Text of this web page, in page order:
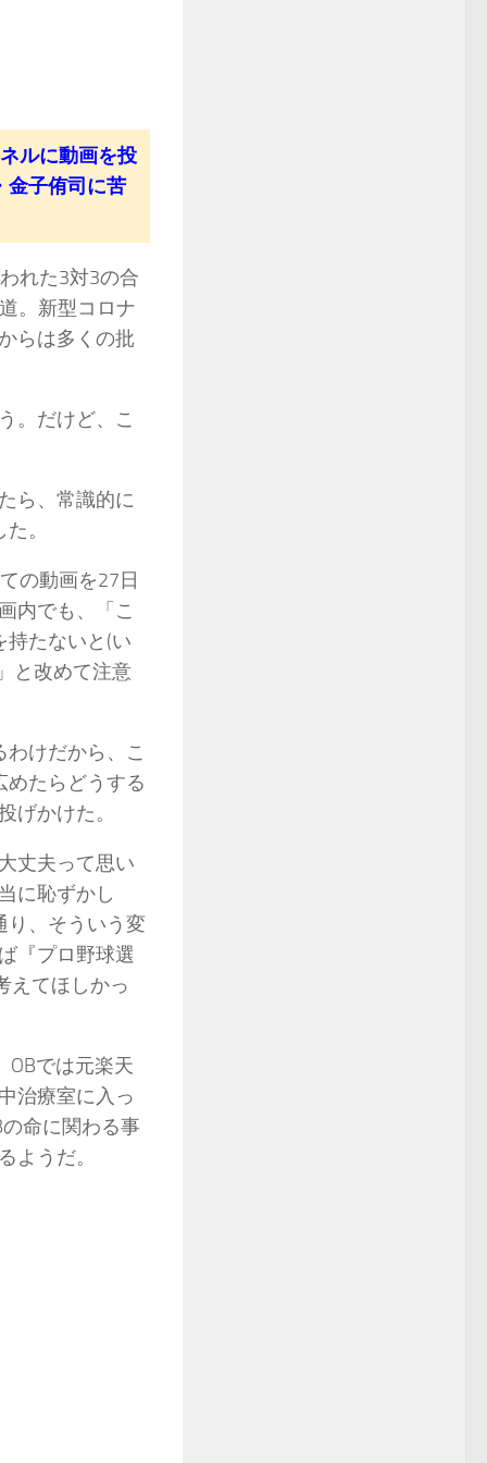
ルに動画を投
金子侑司に苦
れた3対3の合
。新型コロナ
らは多くの批
。だけど、こ
ら、常識的に
。
の動画を27日
内でも、「こ
持たないと(い
と改めて注意
けだから、こ
めたらどうする
げかけた。
丈夫って思い
に恥ずかし
り、そういう変
『プロ野球選
えてほしかっ
OBでは元楽天
治療室に入っ
命に関わる事
ようだ。